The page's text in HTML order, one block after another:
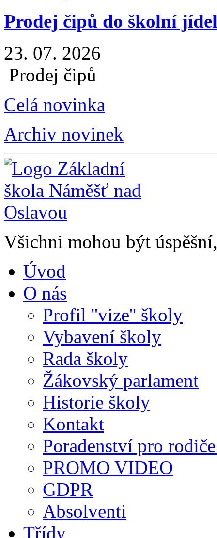
Prodej čipů do školní
23. 07. 2026
Prodej čipů
Celá novinka
Archiv novinek
Všichni mohou být
Úvod
O nás
Profil ''vize'' školy
Vybavení školy
Rada školy
Žákovský parlament
Historie školy
Kontakt
Poradenství pro
PROMO VIDEO
GDPR
Absolventi
Třídy